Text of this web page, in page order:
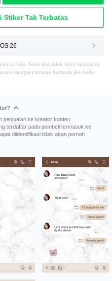
Stiker Tak Terbatas
26
di Toko Tema dan tidak akan muncul di
mungkin tampak berbeda jika Anda
penjualan ke kreator konten.
terdaftar pada pembeli termasuk ke
diidentifikasi tidak akan pernah